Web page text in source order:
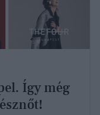
Így még